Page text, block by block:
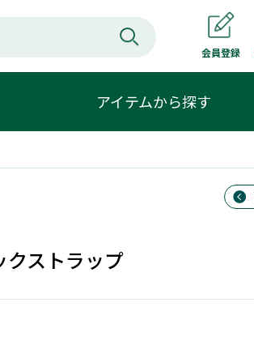
会員登録
アイテムから探す
ストラップ